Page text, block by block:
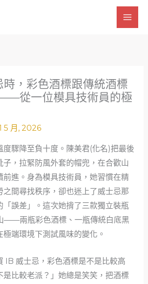
，彩色酒標跟傳統酒標
從一位模具技術員的極
5 月, 2026
度驟降至負十度。陳美君(化名)把最後
子，拉緊防風外套的帽兜，在合歡山
前進。身為模具技術員，她習慣在精
之間尋找秩序，卻也迷上了威士忌那
「誤差」。這次她揹了三款獨立裝瓶
——兩瓶彩色酒標、一瓶傳統白底黑
端環境下測試風味的變化。
IB 威士忌，彩色酒標是不是比較高
是比較老派？」她總是笑笑，把酒標